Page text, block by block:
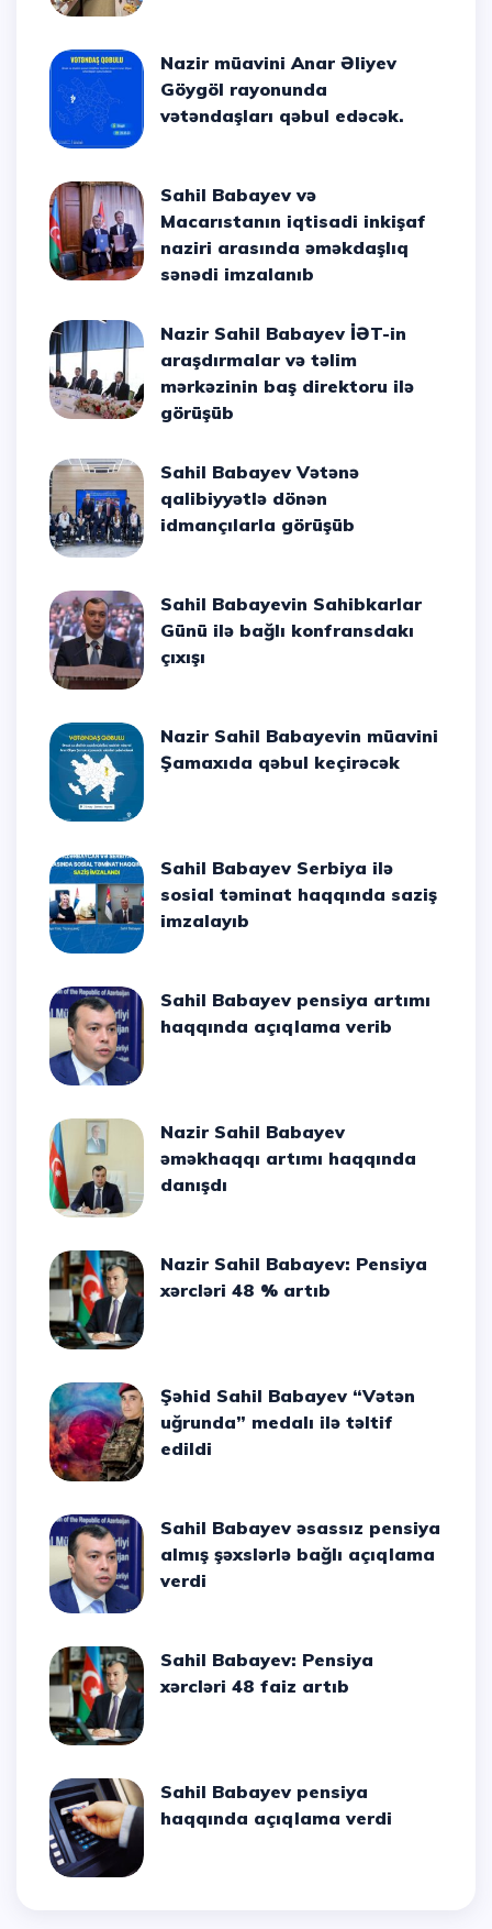
Nazir müavini Anar Əliyev
Göygöl rayonunda
vətəndaşları qəbul edəcək.
Sahil Babayev və
Macarıstanın iqtisadi inkişaf
naziri arasında əməkdaşlıq
sənədi imzalanıb
Nazir Sahil Babayev İƏT-in
araşdırmalar və təlim
mərkəzinin baş direktoru ilə
görüşüb
Sahil Babayev Vətənə
qalibiyyətlə dönən
idmançılarla görüşüb
Sahil Babayevin Sahibkarlar
Günü ilə bağlı konfransdakı
çıxışı
Nazir Sahil Babayevin müavini
Şamaxıda qəbul keçirəcək
Sahil Babayev Serbiya ilə
sosial təminat haqqında saziş
imzalayıb
Sahil Babayev pensiya artımı
haqqında açıqlama verib
Nazir Sahil Babayev
əməkhaqqı artımı haqqında
danışdı
Nazir Sahil Babayev: Pensiya
xərcləri 48 % artıb
Şəhid Sahil Babayev “Vətən
uğrunda” medalı ilə təltif
edildi
Sahil Babayev əsassız pensiya
almış şəxslərlə bağlı açıqlama
verdi
Sahil Babayev: Pensiya
xərcləri 48 faiz artıb
Sahil Babayev pensiya
haqqında açıqlama verdi